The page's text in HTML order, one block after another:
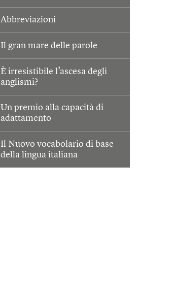
Abbreviazioni
Il gran mare delle parole
È irresistibile l’ascesa degli
anglismi?
Un premio alla capacità di
adattamento
Il Nuovo vocabolario di base
della lingua italiana